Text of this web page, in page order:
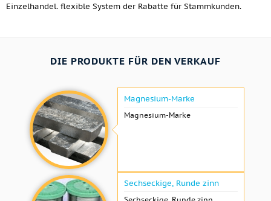
Einzelhandel. flexible System der Rabatte für Stammkunden.
DIE PRODUKTE FÜR DEN VERKAUF
Magnesium-Marke
Magnesium-Marke
Sechseckige, Runde zinn